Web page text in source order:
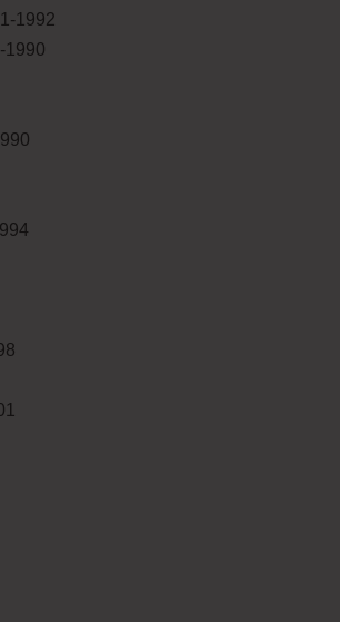
1992
1990